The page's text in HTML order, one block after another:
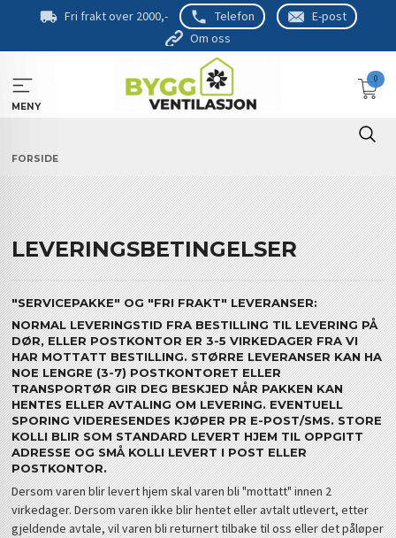
Fri frakt over 2000,- Telefon
E-post
Om oss
MENY
0
FORSIDE
LEVERINGSBETINGELSER
"SERVICEPAKKE" OG "FRI FRAKT" LEVERANSER:
NORMAL LEVERINGSTID FRA BESTILLING TIL LEVERING PÅ
DØR, ELLER POSTKONTOR ER 3-5 VIRKEDAGER FRA VI
HAR MOTTATT BESTILLING. STØRRE LEVERANSER KAN HA
NOE LENGRE (3-7) POSTKONTORET ELLER
TRANSPORTØR GIR DEG BESKJED NÅR PAKKEN KAN
HENTES ELLER AVTALING OM LEVERING. EVENTUELL
SPORING VIDERESENDES KJØPER PR E-POST/SMS. STORE
KOLLI BLIR SOM STANDARD LEVERT HJEM TIL OPPGITT
ADRESSE OG SMÅ KOLLI LEVERT I POST ELLER
POSTKONTOR.
Dersom varen blir levert hjem skal varen bli "mottatt" innen 2
virkedager. Dersom varen ikke blir hentet eller avtalt utlevert, etter
gjeldende avtale, vil varen bli returnert tilbake til oss eller det påløper